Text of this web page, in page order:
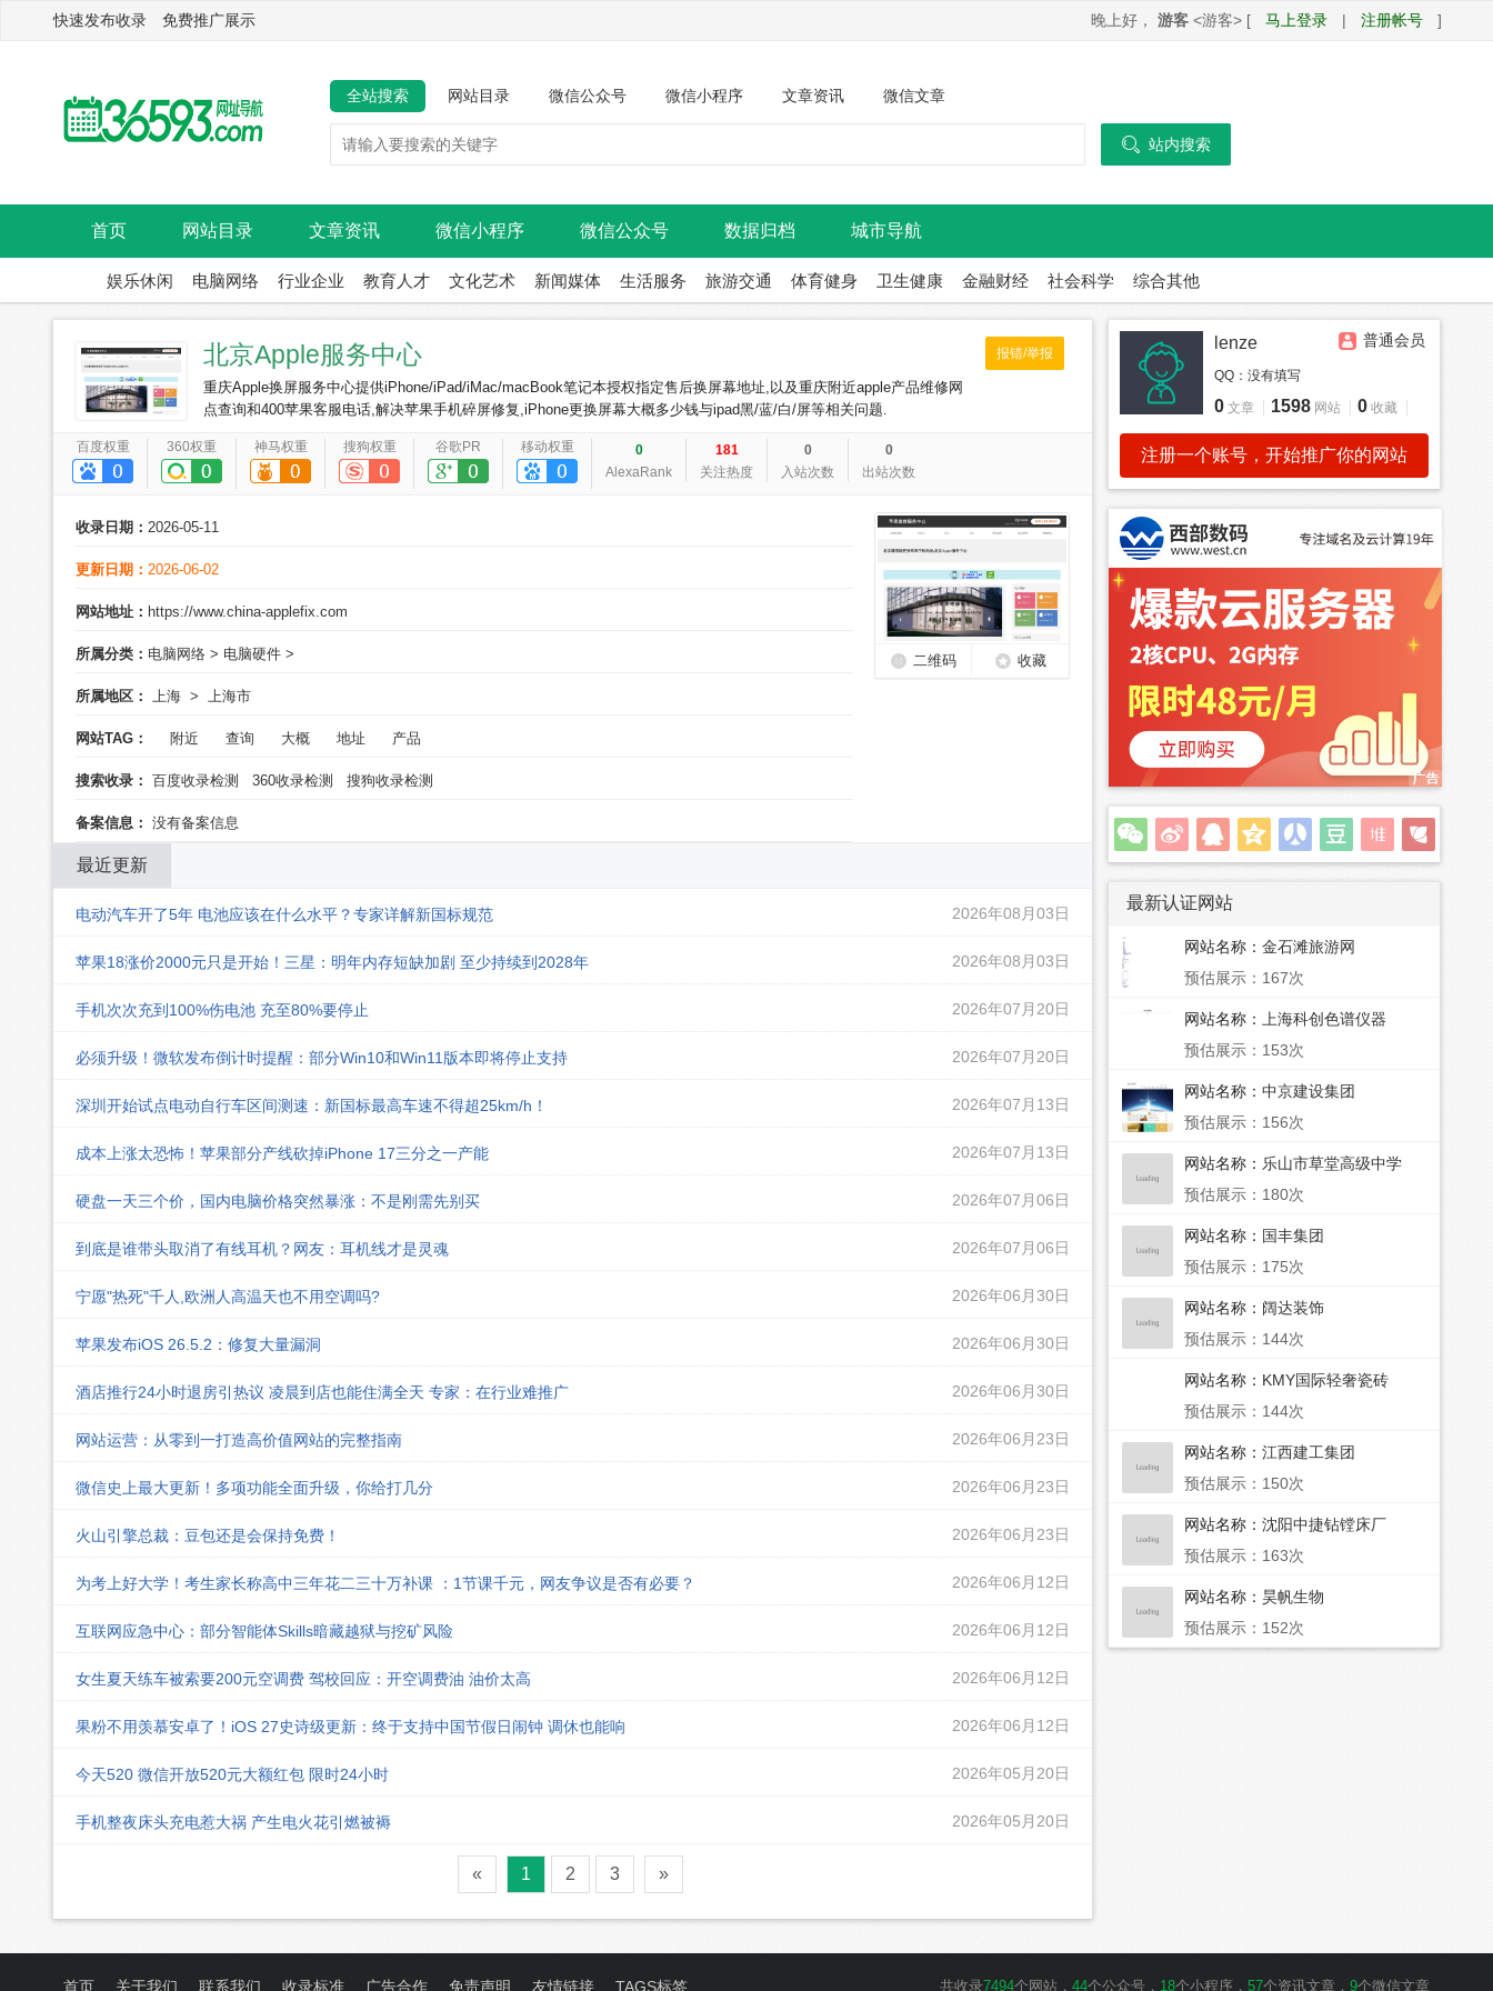
快速发布收录 免费推广展示 晚上好， 游客 <游客> [ 马上登录 | 注册帐号 ]
全站搜索 网站目录 微信公众号 微信小程序 文章资讯 微信文章
 站内搜索
首页 网站目录 文章资讯 微信小程序 微信公众号 数据归档 城市导航
娱乐休闲 电脑网络 行业企业 教育人才 文化艺术 新闻媒体 生活服务 旅游交通 体育健身 卫生健康 金融财经 社会科学 综合其他
北京Apple服务中心
重庆Apple换屏服务中心提供iPhone/iPad/iMac/macBook笔记本授权指定售后换屏幕地址,以及重庆附近apple产品维修网
点查询和400苹果客服电话,解决苹果手机碎屏修复,iPhone更换屏幕大概多少钱与ipad黑/蓝/白/屏等相关问题.
报错/举报
百度权重 360权重 神马权重 搜狗权重 谷歌PR 移动权重
0
AlexaRank
181
关注热度
0
入站次数
0
出站次数
收录日期： 2026-05-11
更新日期： 2026-06-02
网站地址： https://www.china-applefix.com
所属分类： 电脑网络 > 电脑硬件 >
所属地区： 上海 > 上海市
网站TAG： 附近 查询 大概 地址 产品
搜索收录： 百度收录检测 360收录检测 搜狗收录检测
备案信息： 没有备案信息
二维码 收藏
最近更新
电动汽车开了5年 电池应该在什么水平？专家详解新国标规范 2026年08月03日
苹果18涨价2000元只是开始！三星：明年内存短缺加剧 至少持续到2028年 2026年08月03日
手机次次充到100%伤电池 充至80%要停止 2026年07月20日
必须升级！微软发布倒计时提醒：部分Win10和Win11版本即将停止支持 2026年07月20日
深圳开始试点电动自行车区间测速：新国标最高车速不得超25km/h！ 2026年07月13日
成本上涨太恐怖！苹果部分产线砍掉iPhone 17三分之一产能 2026年07月13日
硬盘一天三个价，国内电脑价格突然暴涨：不是刚需先别买 2026年07月06日
到底是谁带头取消了有线耳机？网友：耳机线才是灵魂 2026年07月06日
宁愿"热死"千人,欧洲人高温天也不用空调吗? 2026年06月30日
苹果发布iOS 26.5.2：修复大量漏洞 2026年06月30日
酒店推行24小时退房引热议 凌晨到店也能住满全天 专家：在行业难推广 2026年06月30日
网站运营：从零到一打造高价值网站的完整指南 2026年06月23日
微信史上最大更新！多项功能全面升级，你给打几分 2026年06月23日
火山引擎总裁：豆包还是会保持免费！ 2026年06月23日
为考上好大学！考生家长称高中三年花二三十万补课 ：1节课千元，网友争议是否有必要？ 2026年06月12日
互联网应急中心：部分智能体Skills暗藏越狱与挖矿风险 2026年06月12日
女生夏天练车被索要200元空调费 驾校回应：开空调费油 油价太高 2026年06月12日
果粉不用羡慕安卓了！iOS 27史诗级更新：终于支持中国节假日闹钟 调休也能响 2026年06月12日
今天520 微信开放520元大额红包 限时24小时 2026年05月20日
手机整夜床头充电惹大祸 产生电火花引燃被褥 2026年05月20日
« 1 2 3 »
lenze 普通会员
QQ： 没有填写
0 文章 1598 网站 0 收藏
注册一个账号，开始推广你的网站
最新认证网站
网站名称： 金石滩旅游网
预估展示：167次
网站名称：
上海科创色谱仪器
预估展示：153次
网站名称： 中京建设集团
预估展示：156次
网站名称： 乐山市草堂高级中学
预估展示：180次
网站名称： 国丰集团
预估展示：175次
网站名称： 阔达装饰
预估展示：144次
网站名称： KMY国际轻奢瓷砖
预估展示：144次
网站名称： 江西建工集团
预估展示：150次
网站名称： 沈阳中捷钻镗床厂
预估展示：163次
网站名称： 昊帆生物
预估展示：152次
共收录7494个网站， 44个公众号， 18个小程序， 57个资讯文章， 9个微信文章
首页 关于我们 联系我们 收录标准 广告合作 免责声明 友情链接 TAGS标签